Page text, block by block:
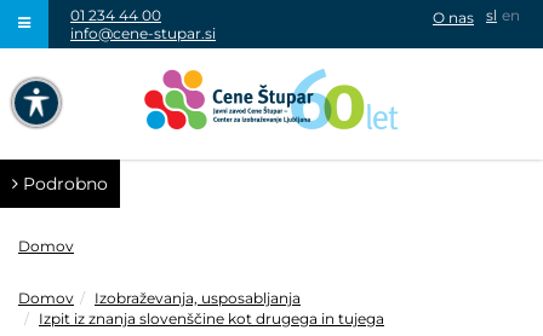
NAVIGACIJA PREKO TIPKOVNICE
VISOK KONTRAST
01 234 44 00
info@cene-stupar.si
sl en
O nas
Podrobno
Domov
Domov
Izobraževanja, usposabljanja
Izpit iz znanja slovenščine kot drugega in tujega